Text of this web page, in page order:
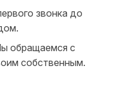
звонка до
обращаемся с
собственным.